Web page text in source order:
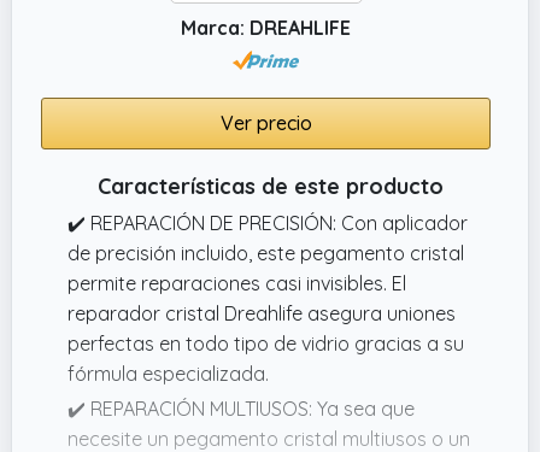
Marca: DREAHLIFE
Ver precio
Características de este producto
✔️ REPARACIÓN DE PRECISIÓN: Con aplicador
de precisión incluido, este pegamento cristal
permite reparaciones casi invisibles. El
reparador cristal Dreahlife asegura uniones
perfectas en todo tipo de vidrio gracias a su
fórmula especializada.
✔️ REPARACIÓN MULTIUSOS: Ya sea que
necesite un pegamento cristal multiusos o un